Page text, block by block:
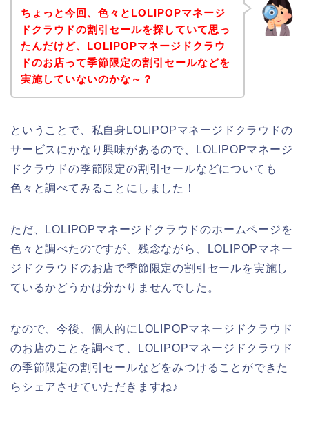
ちょっと今回、色々とLOLIPOPマネージ
ドクラウドの割引セールを探していて思っ
たんだけど、LOLIPOPマネージドクラウ
ドのお店って季節限定の割引セールなどを
実施していないのかな～？
ということで、私自身LOLIPOPマネージドクラウドの
サービスにかなり興味があるので、LOLIPOPマネージ
ドクラウドの季節限定の割引セールなどについても
色々と調べてみることにしました！
ただ、LOLIPOPマネージドクラウドのホームページを
色々と調べたのですが、残念ながら、LOLIPOPマネー
ジドクラウドのお店で季節限定の割引セールを実施し
ているかどうかは分かりませんでした。
なので、今後、個人的にLOLIPOPマネージドクラウド
のお店のことを調べて、LOLIPOPマネージドクラウド
の季節限定の割引セールなどをみつけることができた
らシェアさせていただきますね♪